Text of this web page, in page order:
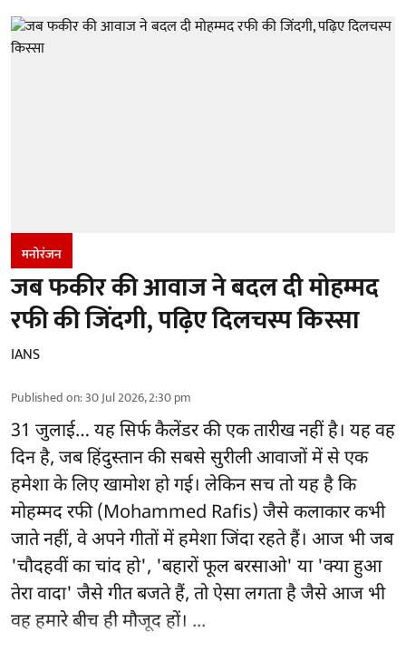
मनोरंजन
जब फकीर की आवाज ने बदल दी मोहम्मद
रफी की जिंदगी, पढ़िए दिलचस्प किस्सा
IANS
Published on:30 Jul 2026, 2:30 pm
31 जुलाई… यह सिर्फ कैलेंडर की एक तारीख नहीं है। यह वह
दिन है, जब हिंदुस्तान की सबसे सुरीली आवाजों में से एक
हमेशा के लिए खामोश हो गई। लेकिन सच तो यह है कि
मोहम्मद रफी (Mohammed Rafis) जैसे कलाकार कभी
जाते नहीं, वे अपने गीतों में हमेशा जिंदा रहते हैं। आज भी जब
'चौदहवीं का चांद हो', 'बहारों फूल बरसाओ' या 'क्या हुआ
तेरा वादा' जैसे गीत बजते हैं, तो ऐसा लगता है जैसे आज भी
वह हमारे बीच ही मौजूद हों। ...